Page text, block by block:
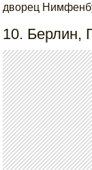
дворец
10. Берлин,